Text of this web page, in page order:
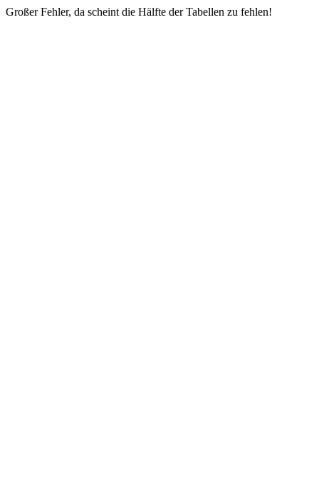
Großer Fehler, da scheint die Hälfte der Tabellen zu fehlen!